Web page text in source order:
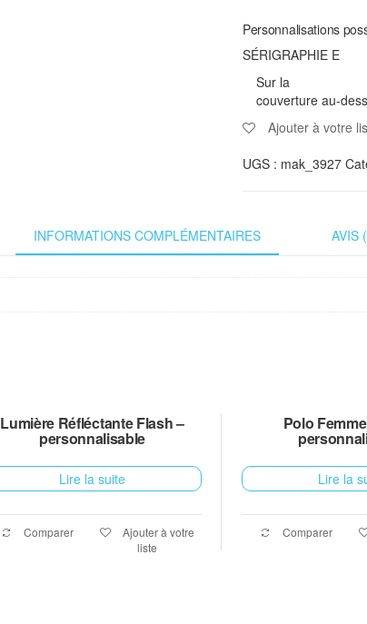
Personnalisations
SÉRIGRAPHIE E
Sur la
couverture au-
Ajouter à votre
UGS : mak_3927
INFORMATIONS COMPLÉMENTAIRES AVIS
Lumière Réfléctante Flash –
personnalisable
Lire la suite
Comparer
Ajouter à votre
liste
Polo
Lire la
Comparer